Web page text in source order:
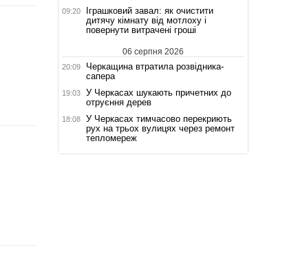
09:20
Іграшковий завал: як очистити
дитячу кімнату від мотлоху і
повернути витрачені гроші
06 серпня 2026
20:09
Черкащина втратила розвідника-
сапера
19:03
У Черкасах шукають причетних до
отруєння дерев
18:08
У Черкасах тимчасово перекриють
рух на трьох вулицях через ремонт
тепломереж